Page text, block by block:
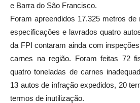
e Barra do São Francisco.
Foram apreendidos 17.325 metros
especificações e lavrados quatro
da FPI contaram ainda com
carnes na região. Foram feitas 72
quatro toneladas de carnes
13 autos de infração expedidos, 20
termos de inutilização.